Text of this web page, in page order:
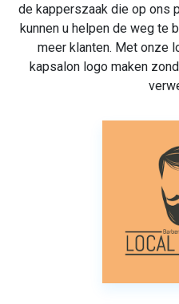
de kapperszaak die op ons
kunnen u helpen de weg te
meer klanten. Met onze
kapsalon logo maken